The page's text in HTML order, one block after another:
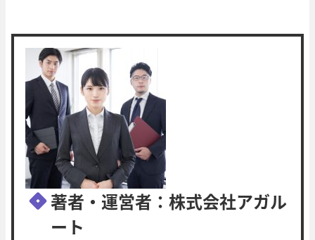
著者・運営者：株式会社アガル
ート